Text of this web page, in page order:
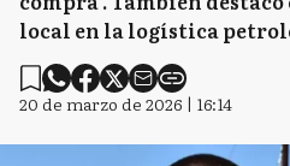
local en la logística
20 de marzo de 2026 | 16:14